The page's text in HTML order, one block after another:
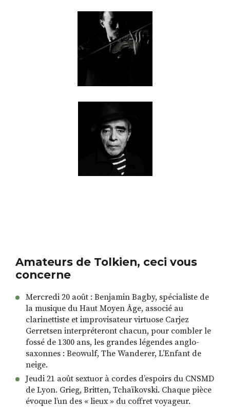
Amateurs de Tolkien, ceci vous
concerne
Mercredi 20 août : Benjamin Bagby, spécialiste de
la musique du Haut Moyen Âge, associé au
clarinettiste et improvisateur virtuose Carjez
Gerretsen interpréteront chacun, pour combler le
fossé de 1300 ans, les grandes légendes anglo-
saxonnes : Beowulf, The Wanderer, LʼEnfant de
neige.
Jeudi 21 août sextuor à cordes dʼespoirs du CNSMD
de Lyon. Grieg, Britten, Tchaïkovski. Chaque pièce
évoque lʼun des « lieux » du coffret voyageur.